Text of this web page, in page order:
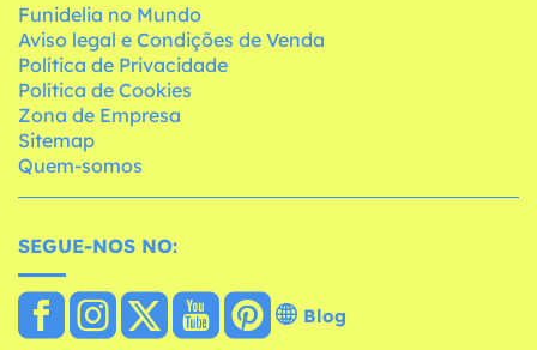
Funidelia no Mundo
Aviso legal e Condições de Venda
Política de Privacidade
Política de Cookies
Zona de Empresa
Sitemap
Quem-somos
SEGUE-NOS NO:
Blog